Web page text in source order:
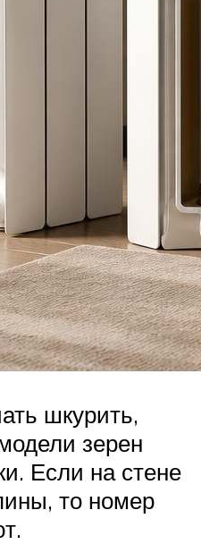
шкурить,
зерен
Если на стене
то номер